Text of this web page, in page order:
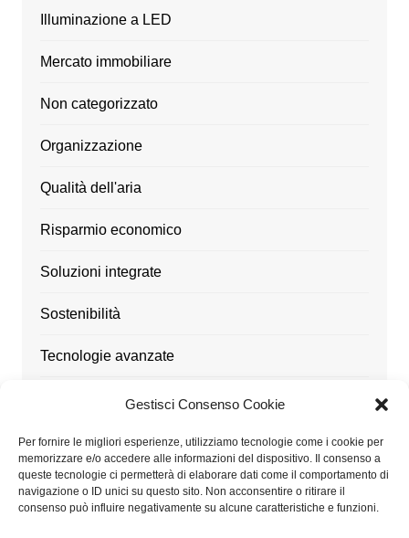
Gestisci Consenso Cookie
Per fornire le migliori esperienze, utilizziamo tecnologie come i cookie per
memorizzare e/o accedere alle informazioni del dispositivo. Il consenso a
queste tecnologie ci permetterà di elaborare dati come il comportamento di
navigazione o ID unici su questo sito. Non acconsentire o ritirare il
consenso può influire negativamente su alcune caratteristiche e funzioni.
Illuminazione a LED
Mercato immobiliare
Non categorizzato
Organizzazione
Qualità dell'aria
Risparmio economico
Soluzioni integrate
Sostenibilità
Tecnologie avanzate
Utensili